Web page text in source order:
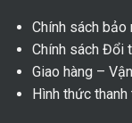
Chính sách
Chính sách Đổi
Giao hàng –
Hình thức thanh